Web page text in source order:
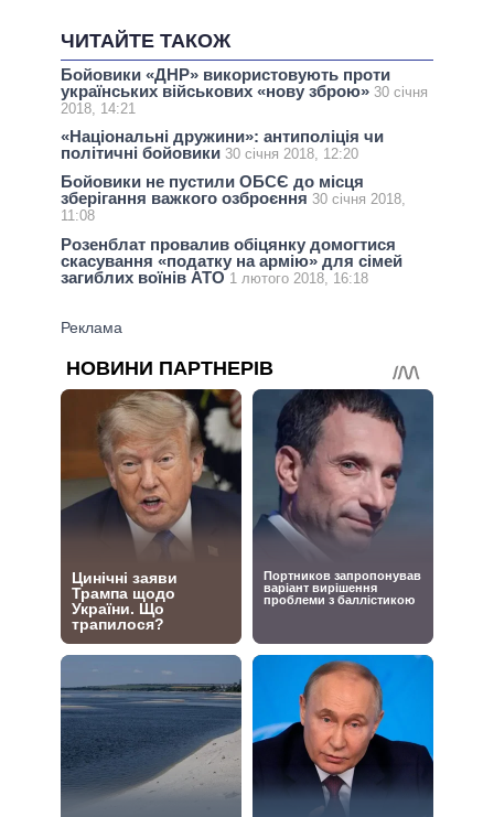
ЧИТАЙТЕ ТАКОЖ
Бойовики «ДНР» використовують проти
українських військових «нову зброю» 30 січня
2018, 14:21
«Національні дружини»: антиполіція чи
політичні бойовики 30 січня 2018, 12:20
Бойовики не пустили ОБСЄ до місця
зберігання важкого озброєння 30 січня 2018,
11:08
Розенблат провалив обіцянку домогтися
скасування «податку на армію» для сімей
загиблих воїнів АТО 1 лютого 2018, 16:18